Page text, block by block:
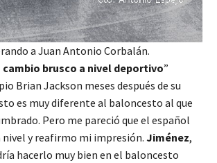
a Juan Antonio Corbalán.
cambio brusco a nivel deportivo”
Brian Jackson meses después de su
es muy diferente al baloncesto al que
Pero me pareció que el español
nivel y reafirmo mi impresión. Jiménez,
hacerlo muy bien en el baloncesto